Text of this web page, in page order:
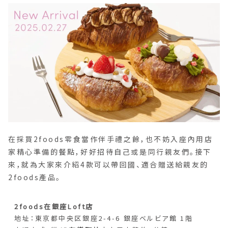
在採買2foods零食當作伴手禮之餘，也不妨入座內用店
家精心準備的餐點，好好招待自己或是同行親友們。接下
來，就為大家來介紹4款可以帶回國、適合贈送給親友的
2foods產品。
2foods在銀座Loft店
地址：東京都中央区銀座2-4-6 銀座ベルビア館 1階